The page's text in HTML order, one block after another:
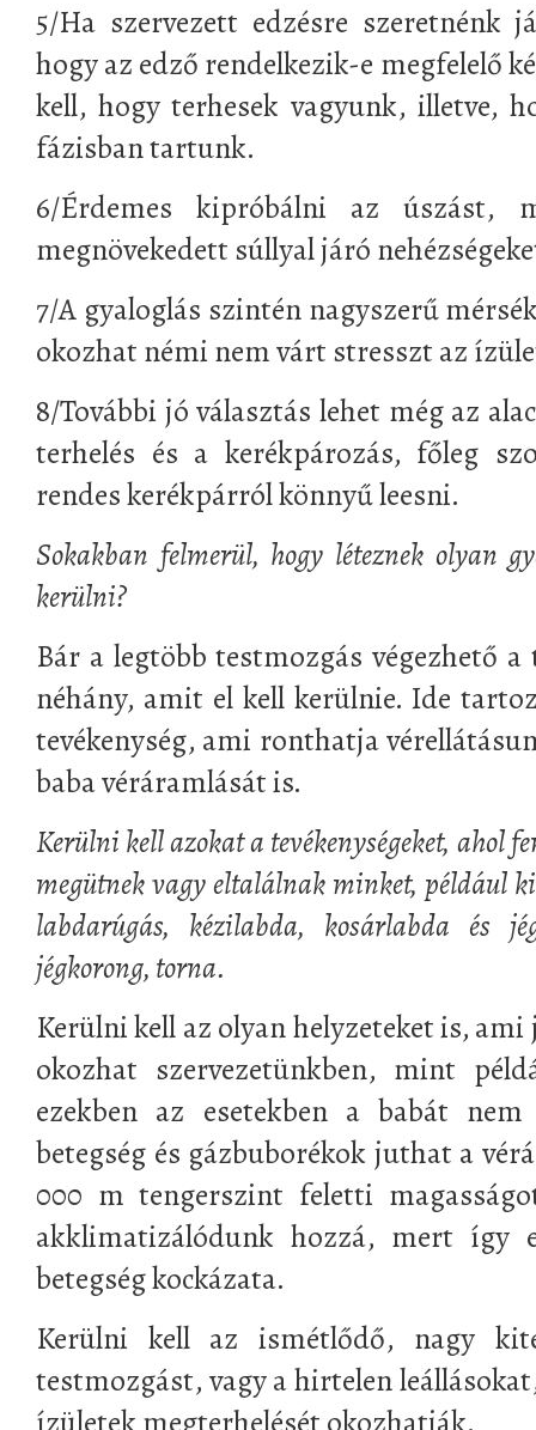
5/Ha szervezett edzésre szeretnénk
hogy az edző rendelkezik-e megfelelő
kell, hogy terhesek vagyunk, illetve,
fázisban tartunk.
6/Érdemes kipróbálni az
megnövekedett súllyal járó
7/A gyaloglás szintén nagyszerű
okozhat némi nem várt stresszt az
8/További jó választás lehet még az
terhelés és a kerékpározás, főleg
rendes kerékpárról könnyű leesni.
Sokakban felmerül, hogy léteznek olyan
kerülni?
Bár a legtöbb testmozgás végezhető
néhány, amit el kell kerülnie. Ide
tevékenység, ami ronthatja
baba véráramlását is.
Kerülni kell azokat a tevékenységeket, ahol
megütnek vagy eltalálnak minket, például
labdarúgás, kézilabda, kosárlabda és
jégkorong, torna.
Kerülni kell az olyan helyzeteket is,
okozhat szervezetünkben, mint
ezekben az esetekben a babát
betegség és gázbuborékok juthat a
000 m tengerszint feletti
akklimatizálódunk hozzá, mert így
betegség kockázata.
Kerülni kell az ismétlődő, nagy
testmozgást, vagy a hirtelen